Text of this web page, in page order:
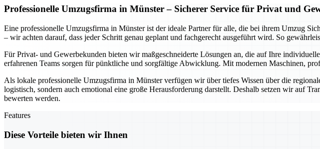
Professionelle Umzugsfirma in Münster – Sicherer Service für Privat und
Eine professionelle Umzugsfirma in Münster ist der ideale Partner für alle, die bei ihrem Umzug
– wir achten darauf, dass jeder Schritt genau geplant und fachgerecht ausgeführt wird. So
Für Privat- und Gewerbekunden bieten wir maßgeschneiderte Lösungen an, die auf Ihre
erfahrenen Teams sorgen für pünktliche und sorgfältige Abwicklung. Mit modernen Maschinen,
Als lokale professionelle Umzugsfirma in Münster verfügen wir über tiefes Wissen über die
logistisch, sondern auch emotional eine große Herausforderung darstellt. Deshalb setzen wir auf
bewerten werden.
Features
Diese Vorteile bieten wir Ihnen